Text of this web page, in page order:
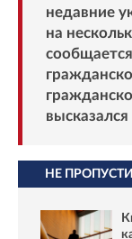
недавние
на
высказался
НЕ